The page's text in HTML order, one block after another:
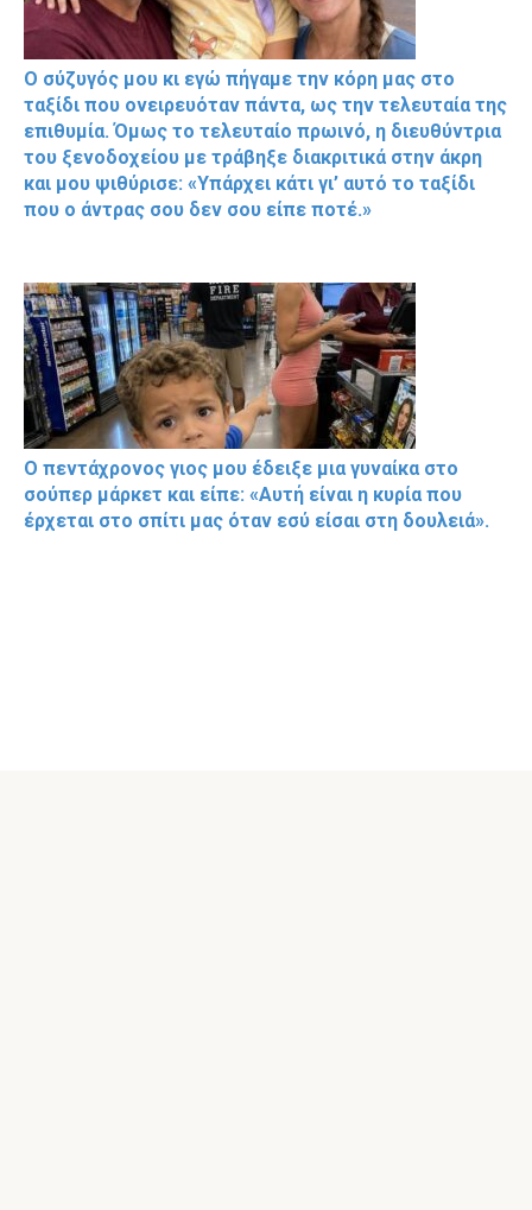
Ο σύζυγός μου κι εγώ πήγαμε την κόρη μας στο
ταξίδι που ονειρευόταν πάντα, ως την τελευταία της
επιθυμία. Όμως το τελευταίο πρωινό, η διευθύντρια
του ξενοδοχείου με τράβηξε διακριτικά στην άκρη
και μου ψιθύρισε: «Υπάρχει κάτι γι’ αυτό το ταξίδι
που ο άντρας σου δεν σου είπε ποτέ.»
Ο πεντάχρονος γιος μου έδειξε μια γυναίκα στο
σούπερ μάρκετ και είπε: «Αυτή είναι η κυρία που
έρχεται στο σπίτι μας όταν εσύ είσαι στη δουλειά».